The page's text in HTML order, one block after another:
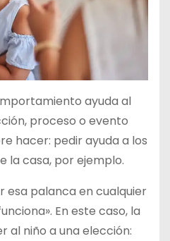
ayuda al
proceso o evento
hacer: pedir ayuda a los
la casa, por ejemplo.
esa palanca en cualquier
En este caso, la
al niño a una elección: